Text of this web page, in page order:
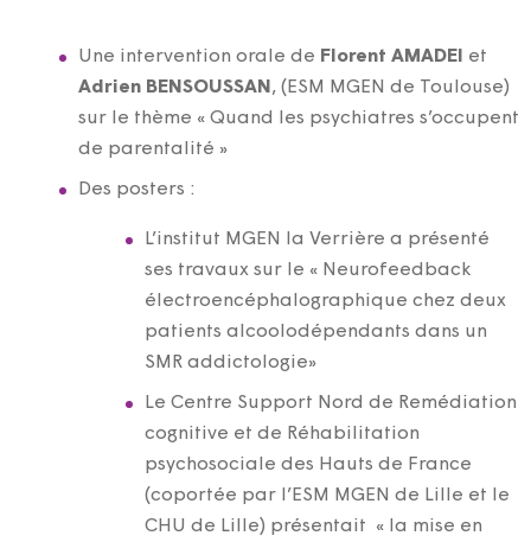
Une intervention orale de Florent AMADEI
et
Adrien BENSOUSSAN , (ESM MGEN de Toulouse)
sur le thème « Quand les psychiatres s’occupent
de parentalité »
Des posters :
L’institut MGEN la Verrière a présenté
ses travaux sur le « Neurofeedback
électroencéphalographique chez deux
patients alcoolodépendants dans un
SMR addictologie»
Le Centre Support Nord de Remédiation
cognitive et de Réhabilitation
psychosociale des Hauts de France
(coportée par l’ESM MGEN de Lille et le
CHU de Lille) présentait « la mise en